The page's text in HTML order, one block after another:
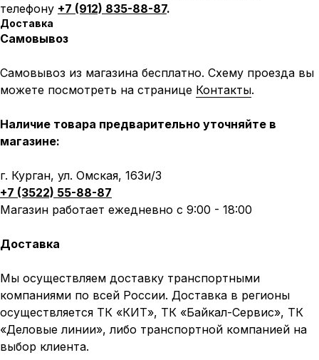
телефону +7 (912) 835-88-87.
Доставка
Самовывоз
Самовывоз из магазина бесплатно. Схему проезда вы
можете посмотреть на странице Контакты.
Наличие товара предварительно уточняйте в
магазине:
г. Курган, ул. Омская, 163и/3
+7 (3522) 55-88-87
Магазин работает ежедневно с 9:00 - 18:00
Доставка
Мы осуществляем доставку транспортными
компаниями по всей России. Доставка в регионы
осуществляется ТК «КИТ», ТК «Байкал-Сервис», ТК
«Деловые линии», либо транспортной компанией на
выбор клиента.